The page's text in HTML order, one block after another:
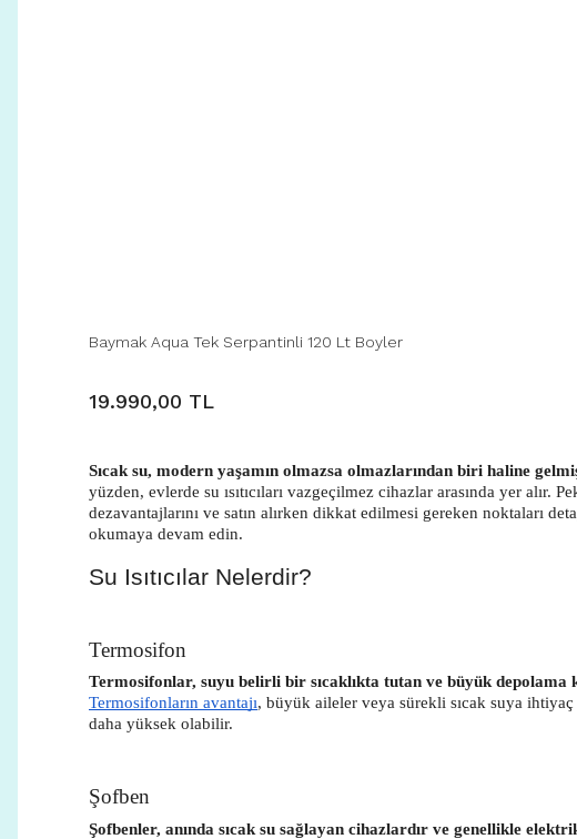
Baymak Aqua Tek Serpantinli 120 Lt Boyler
19.990,00 TL
Sıcak su, modern yaşamın olmazsa olmazlarından biri haline
yüzden, evlerde su ısıtıcıları vazgeçilmez cihazlar arasında yer alır.
dezavantajlarını ve satın alırken dikkat edilmesi gereken noktaları
okumaya devam edin.
Su Isıtıcılar Nelerdir?
Termosifon
Termosifonlar, suyu belirli bir sıcaklıkta tutan ve büyük depolama
Termosifonların avantajı, büyük aileler veya sürekli sıcak suya
daha yüksek olabilir.
Şofben
Şofbenler, anında sıcak su sağlayan cihazlardır ve genellikle